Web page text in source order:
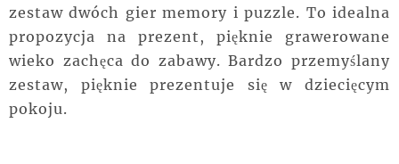
zestaw dwóch gier memory i puzzle. To idealna
propozycja na prezent, pięknie grawerowane
wieko zachęca do zabawy. Bardzo przemyślany
zestaw, pięknie prezentuje się w dziecięcym
pokoju.